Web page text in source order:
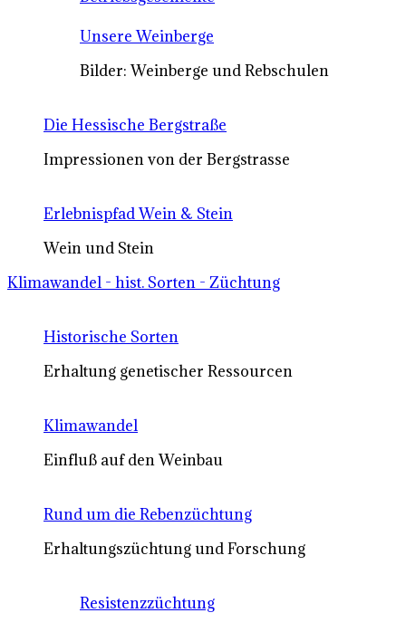
Unsere Weinberge
Bilder: Weinberge und Rebschulen
Die Hessische Bergstraße
Impressionen von der Bergstrasse
Erlebnispfad Wein & Stein
Wein und Stein
Klimawandel - hist. Sorten - Züchtung
Historische Sorten
Erhaltung genetischer Ressourcen
Klimawandel
Einfluß auf den Weinbau
Rund um die Rebenzüchtung
Erhaltungszüchtung und Forschung
Resistenzzüchtung